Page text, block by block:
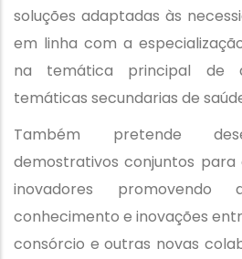
soluções adaptadas às
em linha com a
na temática principal de
temáticas secundarias de
Também pretende
demostrativos conjuntos
inovadores
conhecimento e inovações
consórcio e outras novas